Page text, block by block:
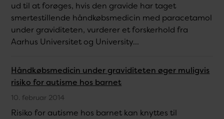
ud til at forøges, hvis den gravide har taget
smertestillende håndkøbsmedicin med paracetamol
under graviditeten, vurderer et forskerhold fra
Aarhus Universitet og University...
Håndkøbsmedicin under graviditeten øger muligvis
risiko for autisme hos barnet
10. februar 2014
Risiko for autisme hos barnet kan knyttes til